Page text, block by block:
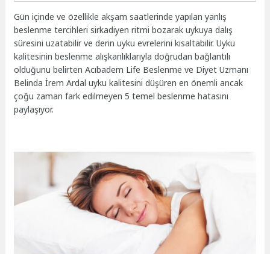
Gün içinde ve özellikle akşam saatlerinde yapılan yanlış
beslenme tercihleri sirkadiyen ritmi bozarak uykuya dalış
süresini uzatabilir ve derin uyku evrelerini kısaltabilir. Uyku
kalitesinin beslenme alışkanlıklarıyla doğrudan bağlantılı
olduğunu belirten Acıbadem Life Beslenme ve Diyet Uzmanı
Belinda İrem Ardal uyku kalitesini düşüren en önemli ancak
çoğu zaman fark edilmeyen 5 temel beslenme hatasını
paylaşıyor.